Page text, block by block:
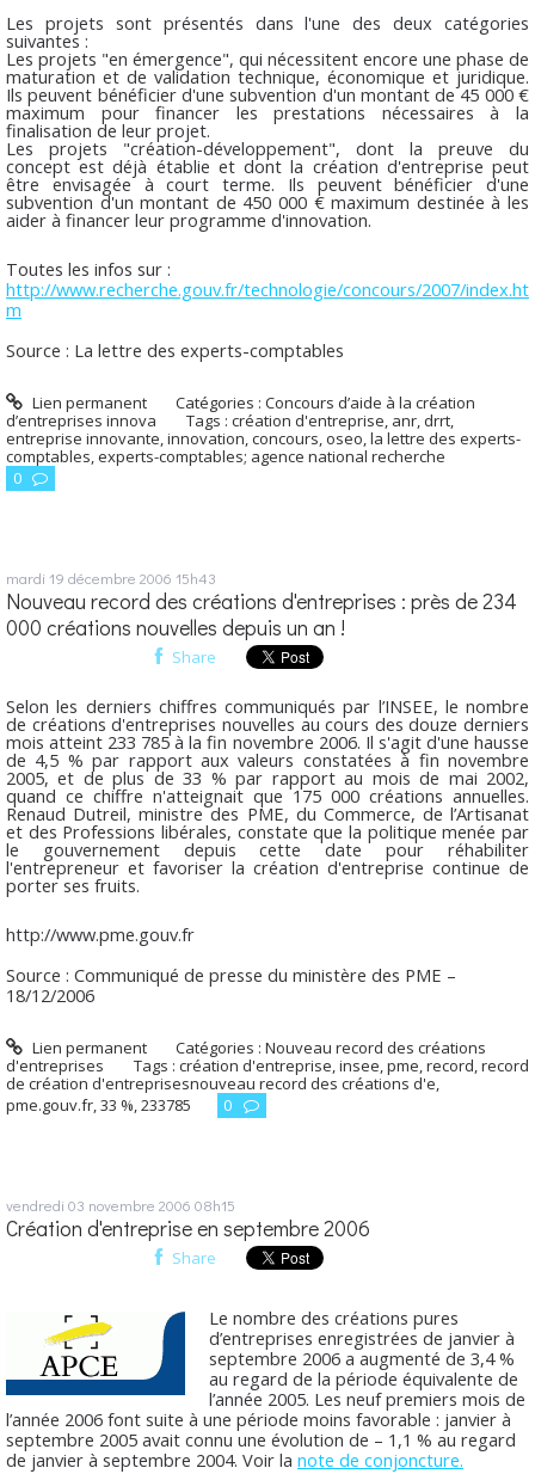
Les projets sont présentés dans l'une des deux catégories
suivantes :
Les projets "en émergence", qui nécessitent encore une phase de
maturation et de validation technique, économique et juridique.
Ils peuvent bénéficier d'une subvention d'un montant de 45 000 €
maximum pour financer les prestations nécessaires à la
finalisation de leur projet.
Les projets "création-développement", dont la preuve du
concept est déjà établie et dont la création d'entreprise peut
être envisagée à court terme. Ils peuvent bénéficier d'une
subvention d'un montant de 450 000 € maximum destinée à les
aider à financer leur programme d'innovation.
Toutes les infos sur :
http://www.recherche.gouv.fr/technologie/concours/2007/index.ht
m
Source : La lettre des experts-comptables
Lien permanent Catégories :Concours d’aide à la création
d’entreprises innova
Tags : création d'entreprise anr, drrt,
entreprise innovante innovation concours oseo la lettre des experts-
comptables experts-comptables; agence national recherche
0
mardi 19 décembre 2006 15h43
Nouveau record des créations d'entreprises : près de 234
000 créations nouvelles depuis un an !
Share
Selon les derniers chiffres communiqués par l’INSEE, le nombre
de créations d'entreprises nouvelles au cours des douze derniers
mois atteint 233 785 à la fin novembre 2006. Il s'agit d'une hausse
de 4,5 % par rapport aux valeurs constatées à fin novembre
2005, et de plus de 33 % par rapport au mois de mai 2002,
quand ce chiffre n'atteignait que 175 000 créations annuelles.
Renaud Dutreil, ministre des PME, du Commerce, de l’Artisanat
et des Professions libérales, constate que la politique menée par
le gouvernement depuis cette date pour réhabiliter
l'entrepreneur et favoriser la création d'entreprise continue de
porter ses fruits.
http://www.pme.gouv.fr
Source : Communiqué de presse du ministère des PME –
18/12/2006
Lien permanent Catégories :Nouveau record des créations
d'entreprises
Tags : création d'entreprise insee pme record record
de création d'entreprisesnouveau record des créations d'e
pme.gouv.fr 33 % 233785 0
vendredi 03 novembre 2006 08h15
Création d'entreprise en septembre 2006
Share
Le nombre des créations pures
d’entreprises enregistrées de janvier à
septembre 2006 a augmenté de 3,4 %
au regard de la période équivalente de
l’année 2005. Les neuf premiers mois de
l’année 2006 font suite à une période moins favorable : janvier à
septembre 2005 avait connu une évolution de – 1,1 % au regard
de janvier à septembre 2004. Voir la note de conjoncture.